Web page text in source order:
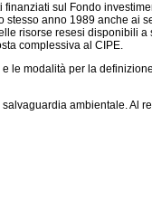
sul Fondo
stesso anno 1989 anche ai
risorse resesi disponibili a
complessiva al CIPE.
le modalità per la
ambientale. Al